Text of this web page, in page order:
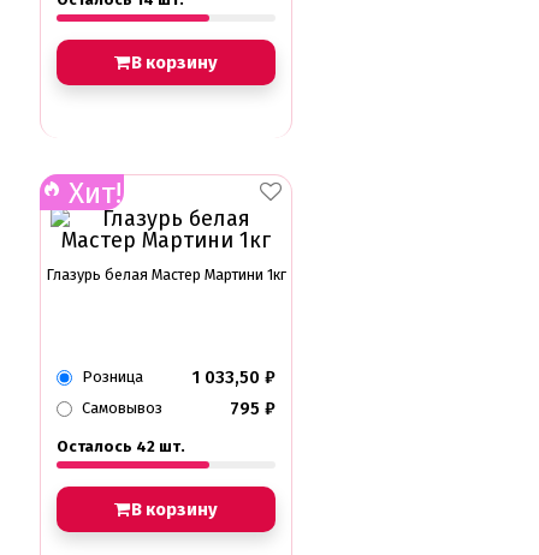
В корзину
Хит!
Глазурь белая Мастер Мартини 1кг
Розница 1 033,50 ₽
Самовывоз 795 ₽
Осталось 42 шт.
В корзину